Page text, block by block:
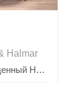
Halmar
Стол обеденный Halmar FONDI (черный матовый)